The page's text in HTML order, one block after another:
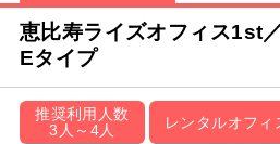
恵比寿ライズオフィス1st
Eタイプ
推奨利用人数
3人～4人
レンタルオフィ